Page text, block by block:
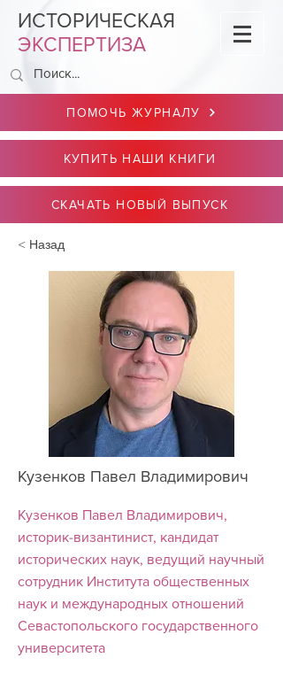
ИСТОРИЧЕСКАЯ
ЭКСПЕРТИЗА
ПОМОЧЬ ЖУРНАЛУ
КУПИТЬ НАШИ КНИГИ
СКАЧАТЬ НОВЫЙ ВЫПУСК
< Назад
Кузенков Павел Владимирович
Кузенков Павел Владимирович,
историк-византинист, кандидат
исторических наук, ведущий научный
сотрудник Института общественных
наук и международных отношений
Севастопольского государственного
университета